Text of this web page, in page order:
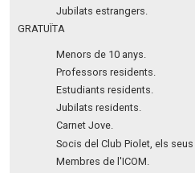
Jubilats estrangers.
GRATUÏTA
Menors de 10 anys.
Professors residents.
Estudiants residents.
Jubilats residents.
Carnet Jove.
Socis del Club Piolet, els
Membres de l'ICOM.